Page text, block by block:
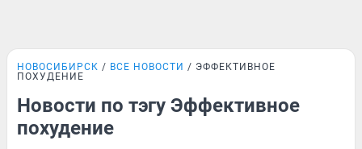
НОВОСИБИРСК ВСЕ НОВОСТИ
ЭФФЕКТИВНОЕ
ПОХУДЕНИЕ
Новости по тэгу Эффективное
похудение